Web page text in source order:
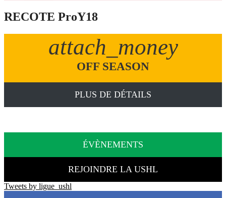
RECOTE ProY18
attach_money
OFF SEASON
PLUS DE DÉTAILS
ÉVÈNEMENTS
REJOINDRE LA USHL
Tweets by ligue_ushl